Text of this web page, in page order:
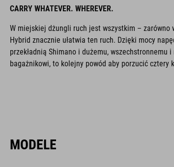
CARRY WHATEVER. WHEREVER.
W miejskiej dżungli ruch jest wszystkim –
Hybrid znacznie ułatwia ten ruch. Dzięki mocy
przekładnią Shimano i dużemu, wszechstronnemu
bagażnikowi, to kolejny powód aby porzucić cztery
MODELE